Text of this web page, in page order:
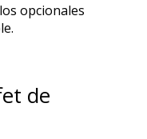
opcionales
de